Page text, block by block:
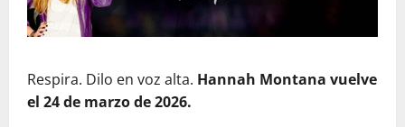
Respira. Dilo en voz alta. Hannah Montana vuelve
el 24 de marzo de 2026.